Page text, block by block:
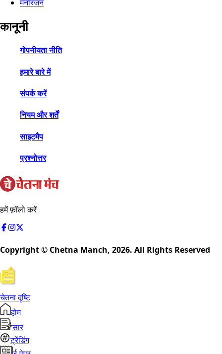
मनोरंजन
कानूनी
गोपनीयता नीति
हमारे बारे में
संपर्क करें
नियम और शर्तें
साइटमैप
प्रश्नोत्तर
हमें फ़ॉलो करें
Copyright © Chetna Manch, 2026. All Rights Reserved
चेतना दृष्टि
होम
सार
ट्रेंडिंग